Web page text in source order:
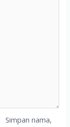
Simpan nama,